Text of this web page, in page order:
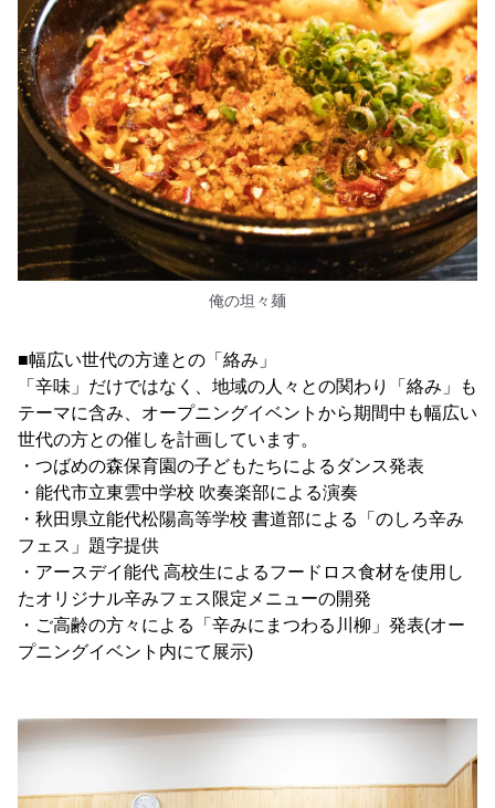
俺の坦々麺
■幅広い世代の方達との「絡み」
「辛味」だけではなく、地域の人々との関わり「絡み」も
テーマに含み、オープニングイベントから期間中も幅広い
世代の方との催しを計画しています。
・つばめの森保育園の子どもたちによるダンス発表
・能代市立東雲中学校 吹奏楽部による演奏
・秋田県立能代松陽高等学校 書道部による「のしろ辛み
フェス」題字提供
・アースデイ能代 高校生によるフードロス食材を使用し
たオリジナル辛みフェス限定メニューの開発
・ご高齢の方々による「辛みにまつわる川柳」発表(オー
プニングイベント内にて展示)